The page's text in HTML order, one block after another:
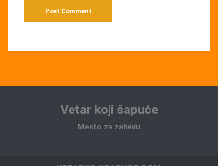
Vetar koji šapuće
Mesto za zabavu